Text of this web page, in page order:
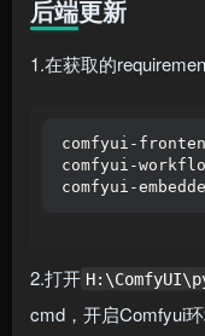
后端更新
1.在获取的
comfyui-
comfyui-
comfyui-
2.打开
cmd，开启Comfyui